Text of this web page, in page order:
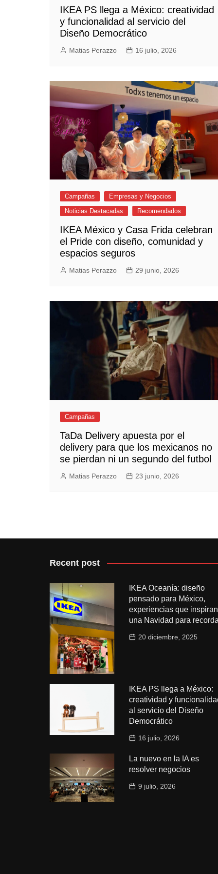
IKEA PS llega a México: creatividad
y funcionalidad al servicio del
Diseño Democrático
Matias Perazzo 16 julio, 2026
Campañas
Empresas y Negocios
Noticias Destacadas
Recomendados
IKEA México y Casa Frida celebran
el Pride con diseño, comunidad y
espacios seguros
Matias Perazzo 29 junio, 2026
Campañas
TaDa Delivery apuesta por el
delivery para que los mexicanos no
se pierdan ni un segundo del futbol
Matias Perazzo 23 junio, 2026
Recent post
IKEA Oceanía: diseño
pensado para México,
experiencias que
una Navidad para
20 diciembre, 2025
IKEA PS llega a México:
creatividad y
al servicio del Diseño
Democrático
16 julio, 2026
La nuevo en la IA es
resolver negocios
9 julio, 2026